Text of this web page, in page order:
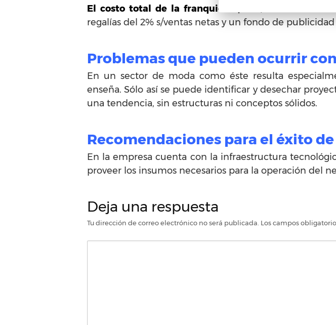
El costo total de la franquicia $500,000.00 MXN a
regalías del 2% s/ventas netas y un fondo de
Problemas que pueden ocurrir
En un sector de moda como éste resulta
enseña. Sólo así se puede identificar y desechar
una tendencia, sin estructuras ni conceptos sólidos.
Recomendaciones para el éxito
En la empresa cuenta con la infraestructura
proveer los insumos necesarios para la operación del
Deja una respuesta
Tu dirección de correo electrónico no será publicada. Los campos